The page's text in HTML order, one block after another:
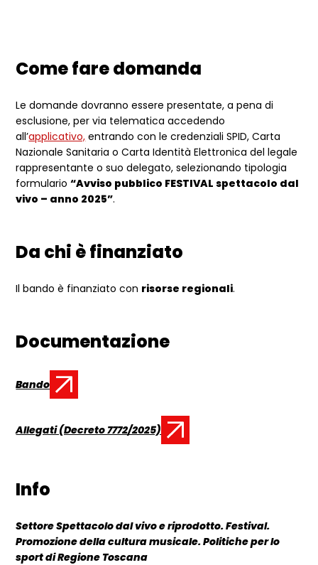
Come fare domanda
Le domande dovranno essere presentate, a pena di
esclusione, per via telematica accedendo
all’applicativo, entrando con le credenziali SPID, Carta
Nazionale Sanitaria o Carta Identità Elettronica del legale
rappresentante o suo delegato, selezionando tipologia
formulario“Avviso pubblico FESTIVAL spettacolo dal
vivo – anno 2025”.
Da chi è finanziato
Il bando è finanziato con risorse regionali.
Documentazione
Documento:
Bando
Documento:
Allegati (Decreto 7772/2025)
Info
Settore Spettacolo dal vivo e riprodotto. Festival.
Promozione della cultura musicale. Politiche per lo
sport di Regione Toscana